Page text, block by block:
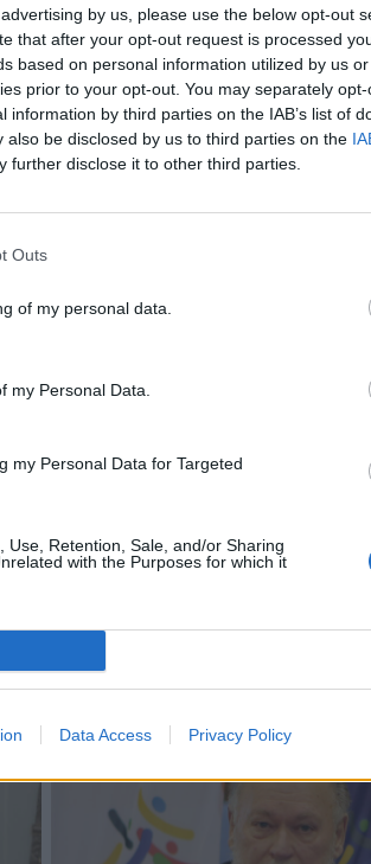
by us, please use the below opt-out
that after your opt-out request is processed
based on personal information utilized by us
prior to your opt-out. You may separately
by third parties on the IAB’s list of
be disclosed by us to third parties on the
further disclose it to other third parties.
Outs
of my personal data.
my Personal Data.
my Personal Data for Targeted
Use, Retention, Sale, and/or Sharing
with the Purposes for which it
Data Access Privacy Policy
nurodė, jog premjerė I.
ir sporto ministro postui užimti.
socialinės apsaugos ir darbo
vylėsi, kad sutarimas su
savaičių perspektyvoje. Visgi,
bus tvirtinamas liepos mėnesį,